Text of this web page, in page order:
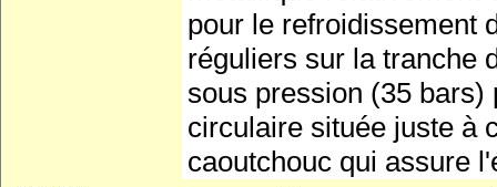
pour le refroidissement
réguliers sur la tranche
sous pression (35
circulaire située juste à
caoutchouc qui assure